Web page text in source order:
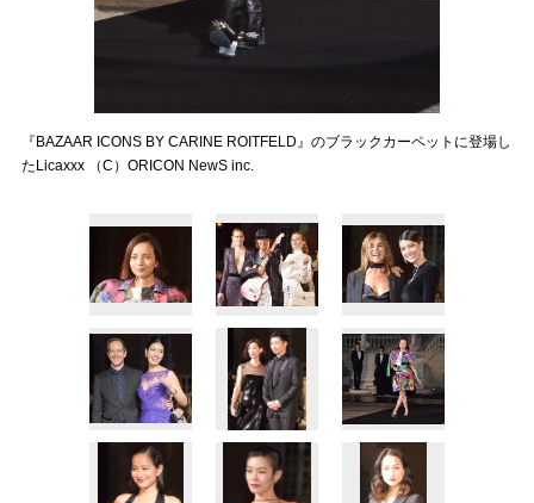
『BAZAAR ICONS BY CARINE ROITFELD』のブラックカーペットに登場し
たLicaxxx （C）ORICON NewS inc.